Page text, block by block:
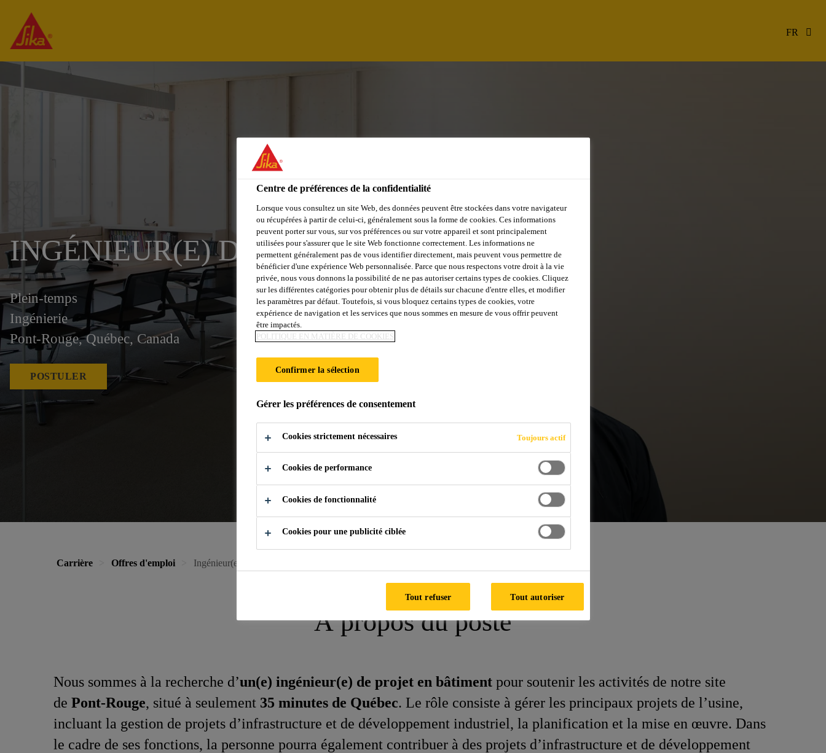
FR
INGÉNIEUR(E) DE PROJET - BÂTIMENT
Plein-temps
Ingénierie
Pont-Rouge, Québec, Canada
POSTULER
Carrière Offres d'emploi Ingénieur(e) de Projet - Bâtiment
À propos du poste
Nous sommes à la recherche d’un(e) ingénieur(e) de projet en bâtiment pour soutenir les activités de notre site
de Pont‑Rouge, situé à seulement 35 minutes de Québec. Le rôle consiste à gérer les principaux projets de l’usine,
incluant la gestion de projets d’infrastructure et de développement industriel, la planification et la mise en œuvre. Dans
le cadre de ses fonctions, la personne pourra également contribuer à des projets d’infrastructure et de développement
Centre de préférences de la confidentialité
Lorsque vous consultez un site Web, des données peuvent être stockées dans votre navigateur
ou récupérées à partir de celui-ci, généralement sous la forme de cookies. Ces informations
peuvent porter sur vous, sur vos préférences ou sur votre appareil et sont principalement
utilisées pour s'assurer que le site Web fonctionne correctement. Les informations ne
permettent généralement pas de vous identifier directement, mais peuvent vous permettre de
bénéficier d'une expérience Web personnalisée. Parce que nous respectons votre droit à la vie
privée, nous vous donnons la possibilité de ne pas autoriser certains types de cookies. Cliquez
sur les différentes catégories pour obtenir plus de détails sur chacune d'entre elles, et modifier
les paramètres par défaut. Toutefois, si vous bloquez certains types de cookies, votre
expérience de navigation et les services que nous sommes en mesure de vous offrir peuvent
être impactés.
POLITIQUE EN MATIÈRE DE COOKIES
Confirmer la sélection
Gérer les préférences de consentement
Cookies strictement nécessaires Toujours actif
Cookies de performance
Cookies de fonctionnalité
Cookies pour une publicité ciblée
Tout refuser Tout autoriser